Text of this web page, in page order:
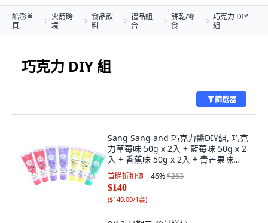
酷澎首
頁
火箭跨
境
食品飲
料
禮品組
合
餅乾/零
食
巧克力 DIY
組
巧克力 DIY 組
篩選器
Sang Sang and 巧克力醬DIY組, 巧克
力草莓味 50g x 2入 + 藍莓味 50g x 2
入 + 香蕉味 50g x 2入 + 青芒果味
50g, 1套
首購折扣價 46%$263
$140
($140.00/1套)